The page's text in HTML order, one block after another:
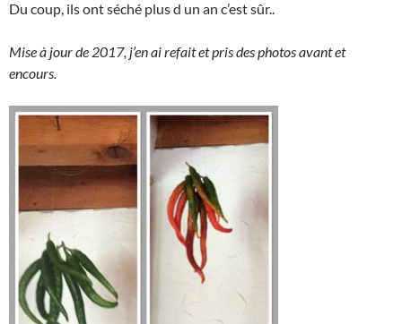
Du coup, ils ont séché plus d un an c’est sûr..
Mise à jour de 2017, j’en ai refait et pris des photos avant et
encours.